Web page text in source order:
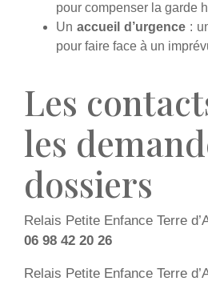
pour compenser la garde
Un accueil d’urgence :
pour faire face à un
Les
les
dossiers
Relais Petite Enfance Terre
06 98 42 20 26
Relais Petite Enfance Terre